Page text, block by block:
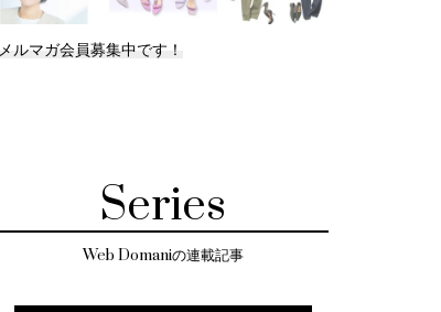
メルマガ会員募集中です！
Series
Web Domaniの連載記事